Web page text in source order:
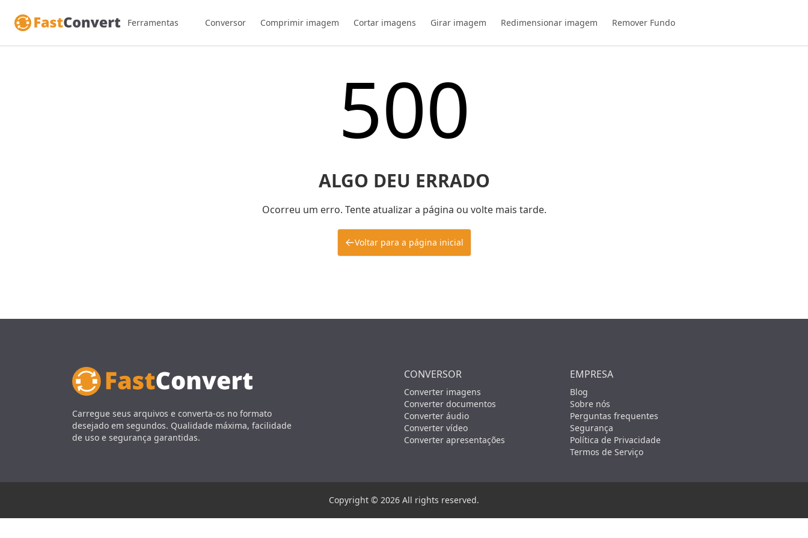
Ferramentas Conversor Comprimir imagem Cortar imagens Girar imagem Redimensionar imagem Remover Fundo
500
ALGO DEU ERRADO
Ocorreu um erro. Tente atualizar a página ou volte mais tarde.
Voltar para a página inicial
Carregue seus arquivos e converta-os no formato
desejado em segundos. Qualidade máxima, facilidade
de uso e segurança garantidas.
CONVERSOR
Converter imagens
Converter documentos
Converter áudio
Converter vídeo
Converter apresentações
EMPRESA
Blog
Sobre nós
Perguntas frequentes
Segurança
Política de Privacidade
Termos de Serviço
Copyright © 2026 All rights reserved.